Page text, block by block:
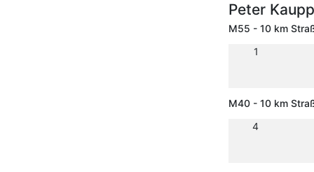
Peter
M55 - 10 km
1
M40 - 10 km
4